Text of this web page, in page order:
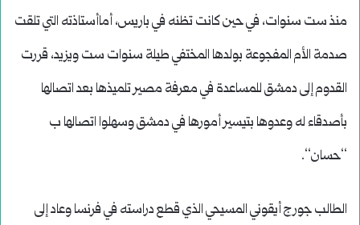
منذ ست سنوات، في حين كانت تظنه في باريس، أماأستاذته التي تلقت
صدمة الأم المفجوعة بولدها المختفي طيلة سنوات ست ويزيد، قررت
القدوم إلى دمشق للمساعدة في معرفة مصير تلميذها بعد اتصالها
بأصدقاء له وعدوها بتيسير أمورها في دمشق وسهلوا اتصالها ب
‘‘حسان‘‘.
الطالب جورج أيقوني المسيحي الذي قطع دراسته في فرنسا وعاد إلى